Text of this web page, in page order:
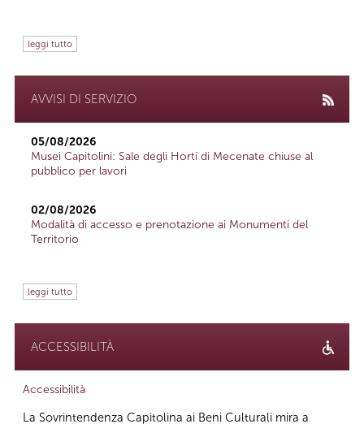
leggi tutto
AVVISI DI SERVIZIO
05/08/2026
Musei Capitolini: Sale degli Horti di Mecenate chiuse al
pubblico per lavori
02/08/2026
Modalità di accesso e prenotazione ai Monumenti del
Territorio
leggi tutto
ACCESSIBILITÀ
Accessibilità
La Sovrintendenza Capitolina ai Beni Culturali mira a